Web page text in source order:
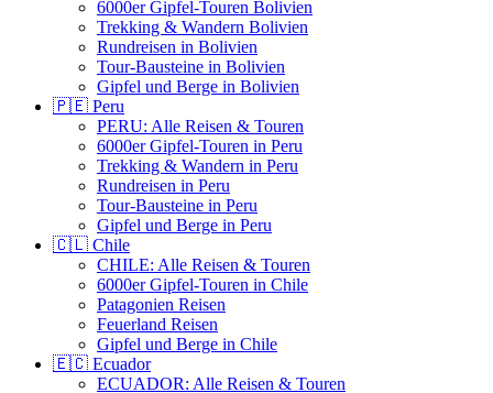
6000er Gipfel-Touren Bolivien
Trekking & Wandern Bolivien
Rundreisen in Bolivien
Tour-Bausteine in Bolivien
Gipfel und Berge in Bolivien
🇵🇪 Peru
PERU: Alle Reisen & Touren
6000er Gipfel-Touren in Peru
Trekking & Wandern in Peru
Rundreisen in Peru
Tour-Bausteine in Peru
Gipfel und Berge in Peru
🇨🇱 Chile
CHILE: Alle Reisen & Touren
6000er Gipfel-Touren in Chile
Patagonien Reisen
Feuerland Reisen
Gipfel und Berge in Chile
🇪🇨 Ecuador
ECUADOR: Alle Reisen & Touren